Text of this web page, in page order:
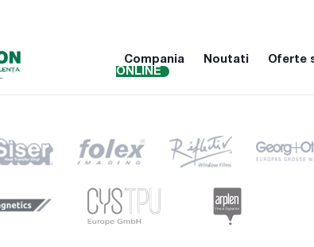
Compania Noutati Oferte
ONLINE